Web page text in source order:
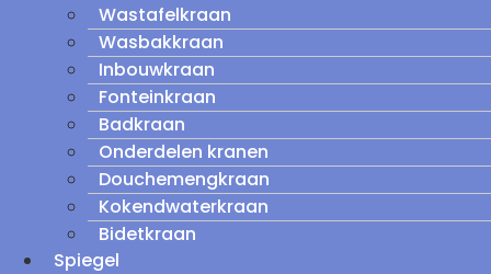
Wastafelkraan
Wasbakkraan
Inbouwkraan
Fonteinkraan
Badkraan
Onderdelen kranen
Douchemengkraan
Kokendwaterkraan
Bidetkraan
Spiegel